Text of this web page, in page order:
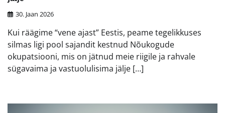
30. Jaan 2026
Kui räägime “vene ajast” Eestis, peame tegelikkuses
silmas ligi pool sajandit kestnud Nõukogude
okupatsiooni, mis on jätnud meie riigile ja rahvale
sügavaima ja vastuolulisima jälje […]